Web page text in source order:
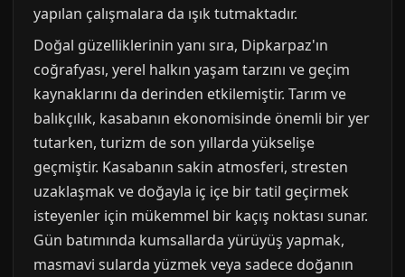
yapılan çalışmalara da ışık tutmaktadır.
Doğal güzelliklerinin yanı sıra, Dipkarpaz'ın
coğrafyası, yerel halkın yaşam tarzını ve geçim
kaynaklarını da derinden etkilemiştir. Tarım ve
balıkçılık, kasabanın ekonomisinde önemli bir yer
tutarken, turizm de son yıllarda yükselişe
geçmiştir. Kasabanın sakin atmosferi, stresten
uzaklaşmak ve doğayla iç içe bir tatil geçirmek
isteyenler için mükemmel bir kaçış noktası sunar.
Gün batımında kumsallarda yürüyüş yapmak,
masmavi sularda yüzmek veya sadece doğanın